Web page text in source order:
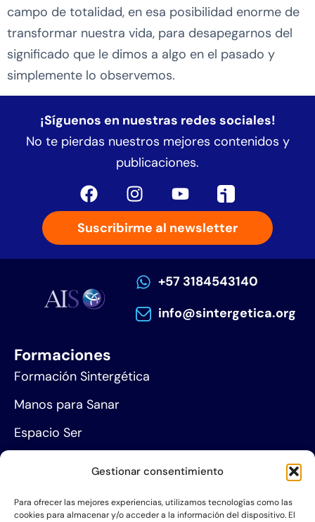
Gestionar consentimiento
Para ofrecer las mejores experiencias, utilizamos tecnologías como las
cookies para almacenar y/o acceder a la información del dispositivo. El
campo de totalidad, en esa posibilidad enorme de
transformar nuestra vida, para desapegarnos del
significado que le dimos a algo en el pasado y
simplemente lo observemos.
¡Síguenos en nuestras redes sociales!
No te pierdas nuestros mejores contenidos y
publicaciones.
Suscribirme al newsletter
+57 3184543140
info@sintergetica.org
Formaciones
Formación Sintergética
Manos para Sanar
Espacio Ser